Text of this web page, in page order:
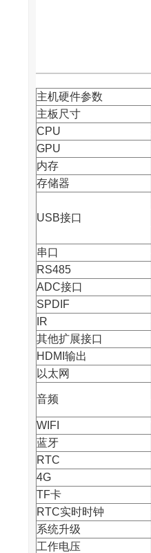
主机硬件参数
主板尺寸
CPU
GPU
内存
存储器
USB接口
串口
RS485
ADC接口
SPDIF
IR
其他扩展接口
HDMI输出
以太网
音频
WIFI
蓝牙
RTC
4G
TF卡
RTC实时时钟
系统升级
工作电压